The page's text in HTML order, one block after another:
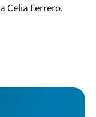
Celia Ferrero.